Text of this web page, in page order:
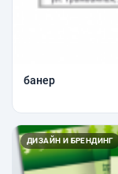
банер
ДИЗАЙН И БРЕНДИНГ